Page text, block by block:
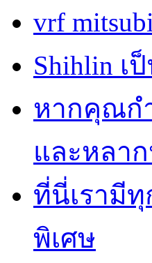
vrf
Shihlin เ
หากคุณก
และหลา
ที่นี่เรามี
พิเศษ